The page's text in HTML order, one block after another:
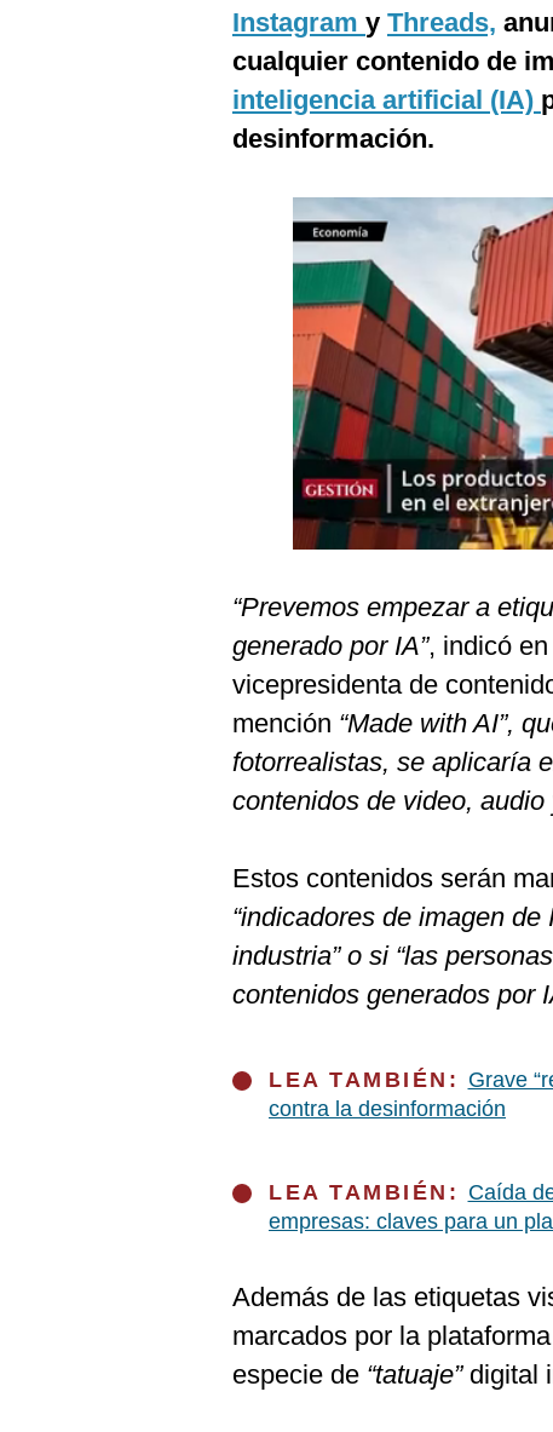
Instagram y Threads,
cualquier contenido de
inteligencia artificial (IA)
desinformación.
“Prevemos empezar a
generado por IA”, indicó
vicepresidenta de
mención “Made with AI”,
fotorrealistas, se aplicaría
contenidos de video, audio
Estos contenidos serán
“indicadores de imagen
industria” o si “las
contenidos generados por
LEA TAMBIÉN: Grave
contra la desinformación
LEA TAMBIÉN: Caída
empresas: claves para un
Además de las etiquetas
marcados por la
especie de “tatuaje” digital